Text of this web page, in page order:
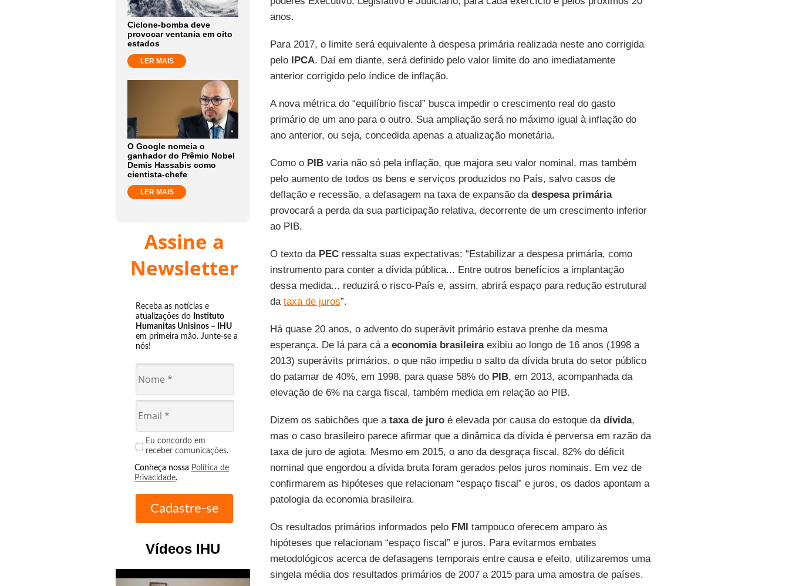
Ciclone-bomba deve
provocar ventania em oito
estados
LER MAIS
O Google nomeia o
ganhador do Prêmio Nobel
Demis Hassabis como
cientista-chefe
LER MAIS
Assine a
Newsletter
Receba as notícias e
atualizações do Instituto
Humanitas Unisinos – IHU
em primeira mão. Junte-se a
nós!
Eu concordo em
receber comunicações.
Conheça nossa Política de
Privacidade.
Vídeos IHU
anos.
Para 2017, o limite será equivalente à despesa primária realizada neste ano corrigida
pelo IPCA. Daí em diante, será definido pelo valor limite do ano imediatamente
anterior corrigido pelo índice de inflação.
A nova métrica do “equilíbrio fiscal” busca impedir o crescimento real do gasto
primário de um ano para o outro. Sua ampliação será no máximo igual à inflação do
ano anterior, ou seja, concedida apenas a atualização monetária.
Como o PIBvaria não só pela inflação, que majora seu valor nominal, mas também
pelo aumento de todos os bens e serviços produzidos no País, salvo casos de
deflação e recessão, a defasagem na taxa de expansão da despesa primária
provocará a perda da sua participação relativa, decorrente de um crescimento inferior
ao PIB.
O texto da PECressalta suas expectativas: “Estabilizar a despesa primária, como
instrumento para conter a dívida pública... Entre outros benefícios a implantação
dessa medida... reduzirá o risco-País e, assim, abrirá espaço para redução estrutural
da taxa de juros”.
Há quase 20 anos, o advento do superávit primário estava prenhe da mesma
esperança. De lá para cá a economia brasileiraexibiu ao longo de 16 anos (1998 a
2013) superávits primários, o que não impediu o salto da dívida bruta do setor público
do patamar de 40%, em 1998, para quase 58% do PIB, em 2013, acompanhada da
elevação de 6% na carga fiscal, também medida em relação ao PIB.
Dizem os sabichões que a taxa de juroé elevada por causa do estoque da dívida,
mas o caso brasileiro parece afirmar que a dinâmica da dívida é perversa em razão da
taxa de juro de agiota. Mesmo em 2015, o ano da desgraça fiscal, 82% do déficit
nominal que engordou a dívida bruta foram gerados pelos juros nominais. Em vez de
confirmarem as hipóteses que relacionam “espaço fiscal” e juros, os dados apontam a
patologia da economia brasileira.
Os resultados primários informados pelo FMI tampouco oferecem amparo às
hipóteses que relacionam “espaço fiscal” e juros. Para evitarmos embates
metodológicos acerca de defasagens temporais entre causa e efeito, utilizaremos uma
singela média dos resultados primários de 2007 a 2015 para uma amostra de países.